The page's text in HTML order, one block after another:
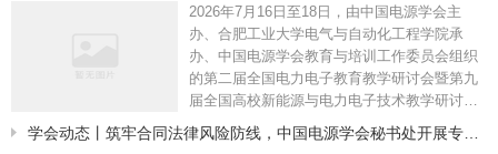
2026年7月16日至18日，由中国电源学会主
办、合肥工业大学电气与自动化工程学院承
办、中国电源学会教育与培训工作委员会组织
的第二届全国电力电子教育教学研讨会暨第九
届全国高校新能源与电力电子技术教学研讨会
在安徽合肥顺利召开。
学会动态丨筑牢合同法律风险防线，中国电源学会秘书处开展专题